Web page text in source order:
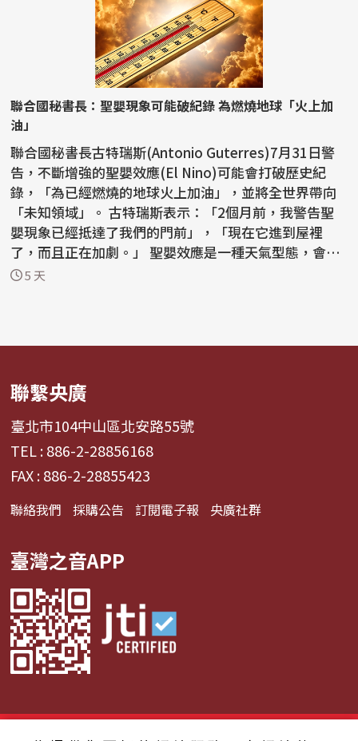
聯合國秘書長：聖嬰現象可能破紀錄 為燃燒地球「火上加
油」
聯合國秘書長古特瑞斯(Antonio Guterres)7月31日警
告，不斷增強的聖嬰效應(El Nino)可能會打破歷史紀
錄，「為已經燃燒的地球火上加油」，並將全世界帶向
「未知領域」。 古特瑞斯表示：「2個月前，我警告聖
嬰現象已經抵達了我們的門前」，「現在它進到屋裡
了，而且正在加劇。」 聖嬰效應是一種天氣型態，會導
致赤道...
5 天
聯繫央廣
臺北市104中山區北安路55號
TEL : 886-2-28856168
FAX : 886-2-28855423
聯絡我們 採購公告 訂閱電子報 央廣社群
臺灣之音APP